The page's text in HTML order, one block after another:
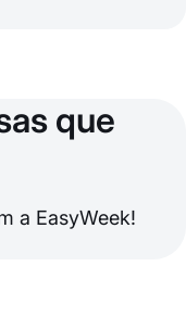
que
a EasyWeek!